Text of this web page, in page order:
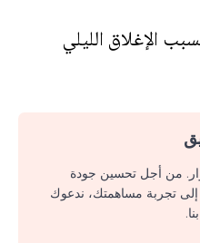
الإغلاق الليلي
من أجل تحسين جودة
إلى تجربة مساهمتك، ندعوك